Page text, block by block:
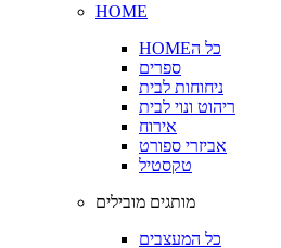
HOME
HOMEכל ה
ספרים
ניחוחות לבית
ריהוט ונוי לבית
אירוח
אביזרי ספורט
טקסטיל
מותגים מובילים
כל המעצבים